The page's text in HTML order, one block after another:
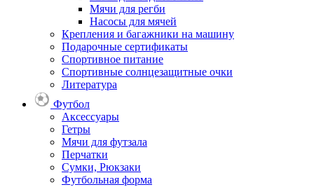
Мячи для регби
Насосы для мячей
Крепления и багажники на машину
Подарочные сертификаты
Спортивное питание
Спортивные солнцезащитные очки
Литература
Футбол
Аксессуары
Гетры
Мячи для футзала
Перчатки
Сумки, Рюкзаки
Футбольная форма